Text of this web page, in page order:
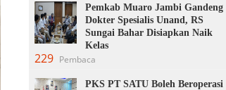
Pemkab Muaro Jambi Gandeng
Dokter Spesialis Unand, RS
Sungai Bahar Disiapkan Naik
Kelas
229 Pembaca
PKS PT SATU Boleh Beroperasi